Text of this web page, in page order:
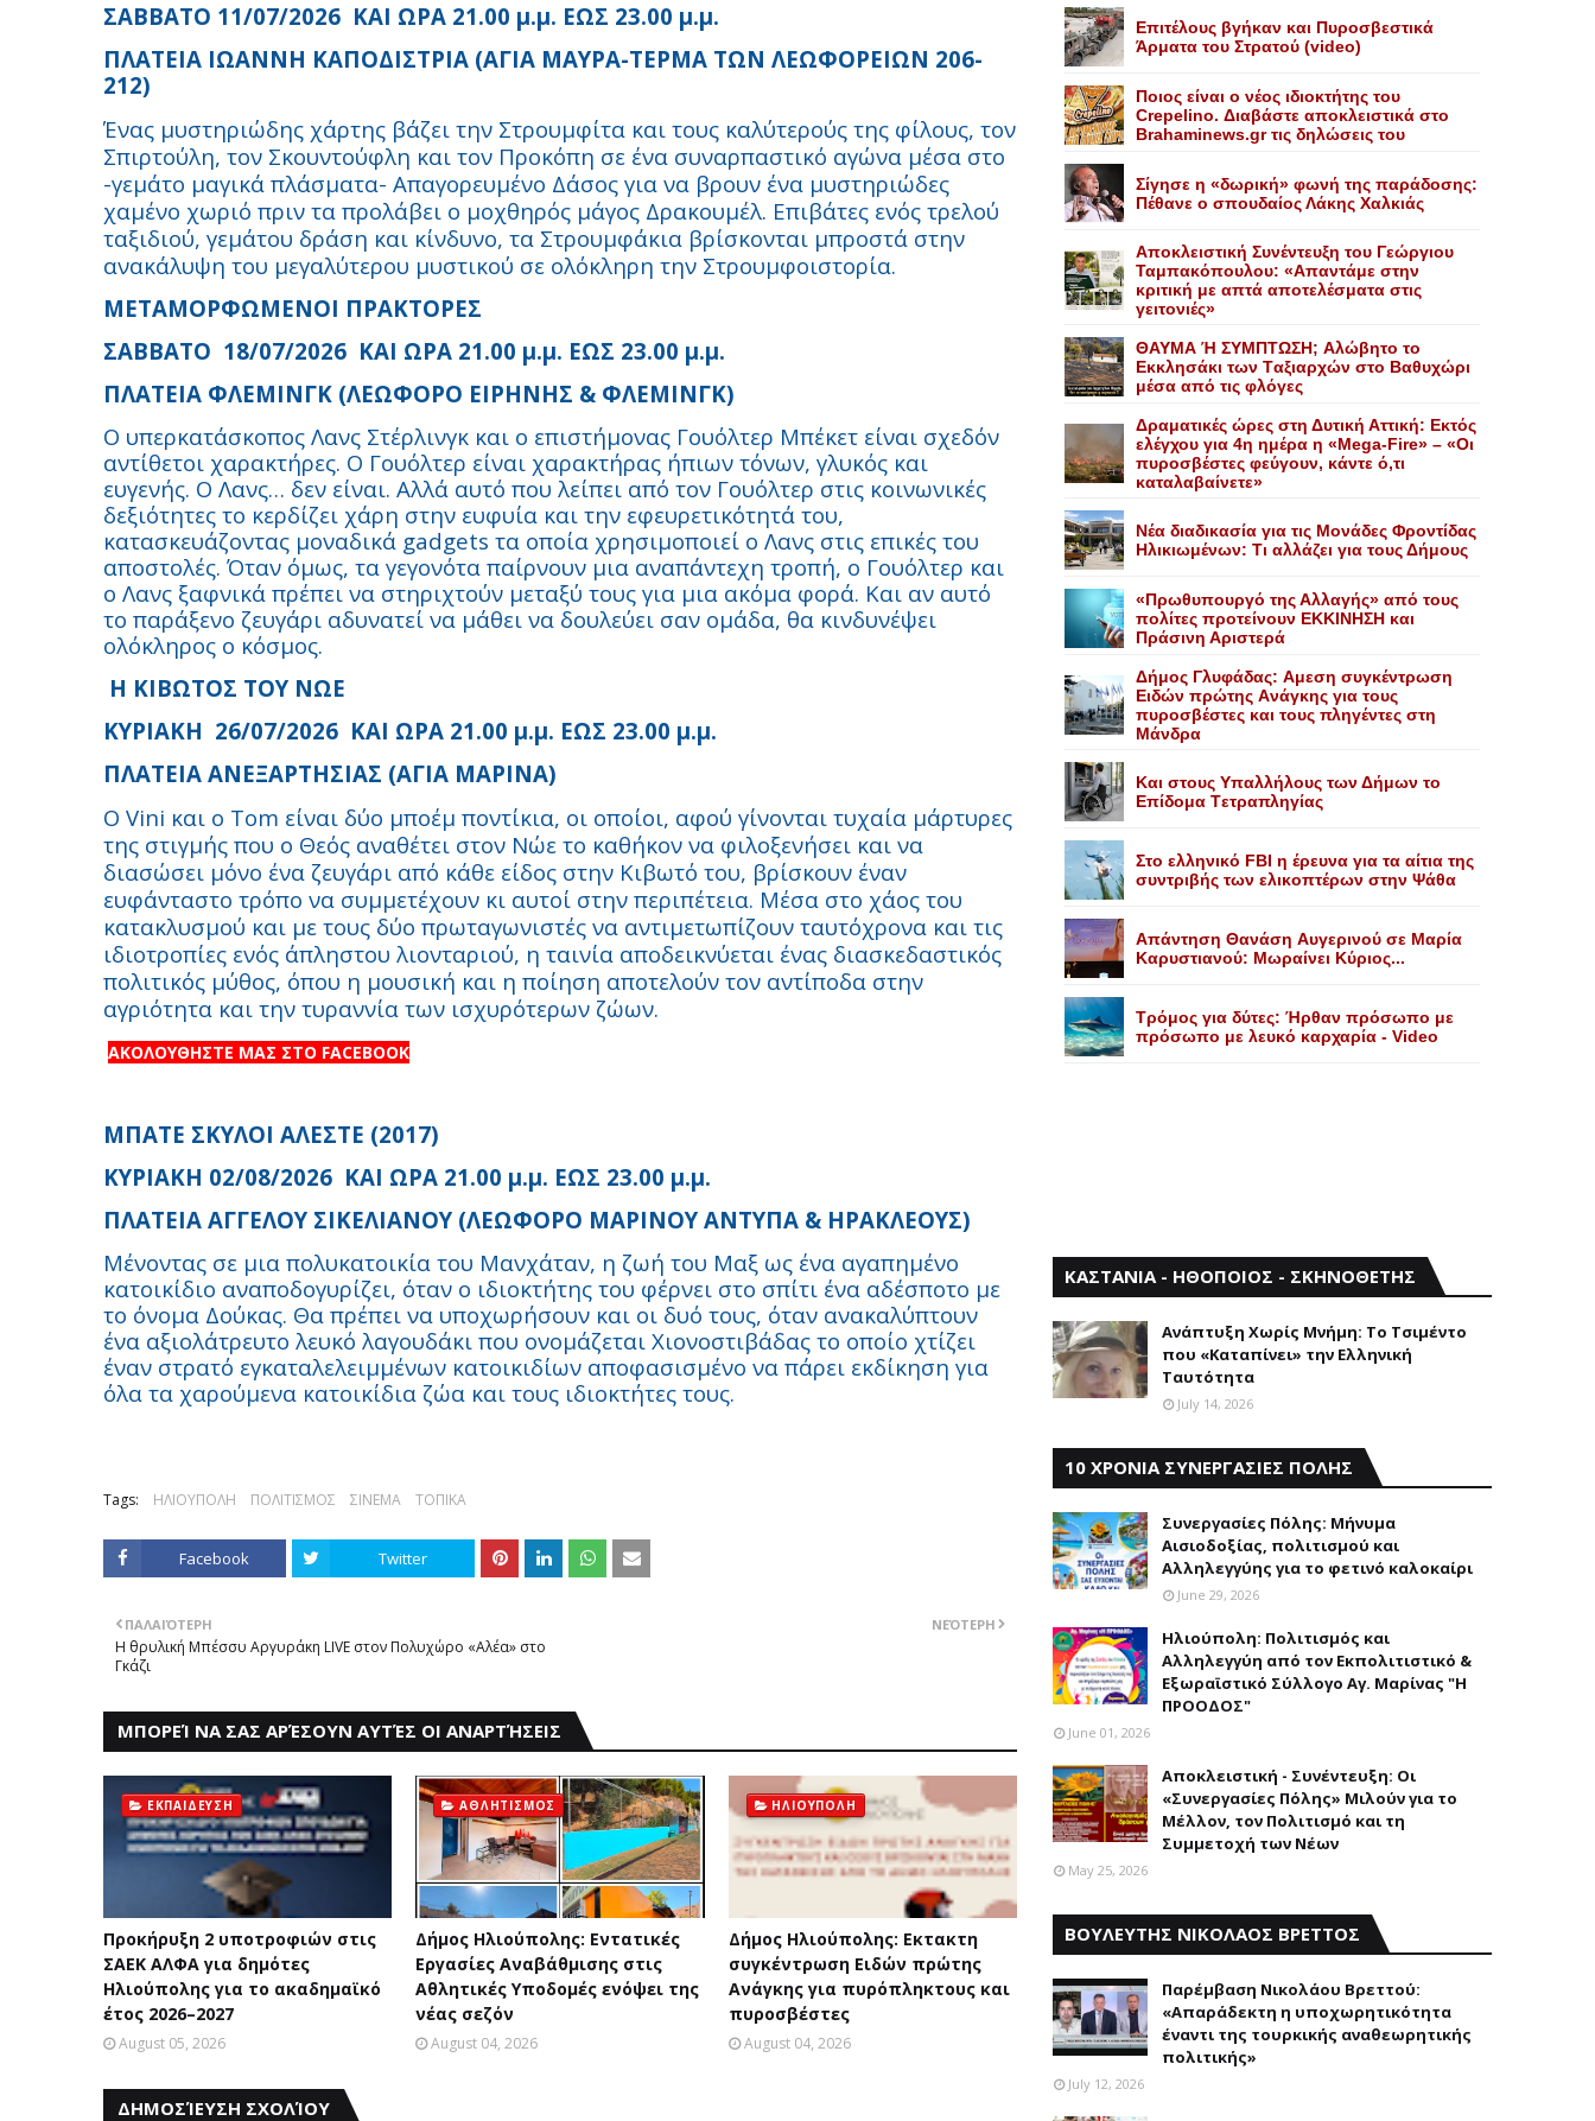
ΣΑΒΒΑΤΟ 11/07/2026 ΚΑΙ ΩΡΑ 21.00 μ.μ. ΕΩΣ 23.00 μ.μ.
ΠΛΑΤΕΙΑ ΙΩΑΝΝΗ ΚΑΠΟΔΙΣΤΡΙΑ (ΑΓΙΑ ΜΑΥΡΑ-ΤΕΡΜΑ ΤΩΝ ΛΕΩΦΟΡΕΙΩΝ 206-
212)
Ένας μυστηριώδης χάρτης βάζει την Στρουμφίτα και τους καλύτερούς της φίλους, τον
Σπιρτούλη, τον Σκουντούφλη και τον Προκόπη σε ένα συναρπαστικό αγώνα μέσα στο
-γεμάτο μαγικά πλάσματα- Απαγορευμένο Δάσος για να βρουν ένα μυστηριώδες
χαμένο χωριό πριν τα προλάβει ο μοχθηρός μάγος Δρακουμέλ. Επιβάτες ενός τρελού
ταξιδιού, γεμάτου δράση και κίνδυνο, τα Στρουμφάκια βρίσκονται μπροστά στην
ανακάλυψη του μεγαλύτερου μυστικού σε ολόκληρη την Στρουμφοιστορία.
ΜΕΤΑΜΟΡΦΩΜΕΝΟΙ ΠΡΑΚΤΟΡΕΣ
ΣΑΒΒΑΤΟ 18/07/2026 ΚΑΙ ΩΡΑ 21.00 μ.μ. ΕΩΣ 23.00 μ.μ.
ΠΛΑΤΕΙΑ ΦΛΕΜΙΝΓΚ (ΛΕΩΦΟΡΟ ΕΙΡΗΝΗΣ & ΦΛΕΜΙΝΓΚ)
Ο υπερκατάσκοπος Λανς Στέρλινγκ και ο επιστήμονας Γουόλτερ Μπέκετ είναι σχεδόν
αντίθετοι χαρακτήρες. Ο Γουόλτερ είναι χαρακτήρας ήπιων τόνων, γλυκός και
ευγενής. Ο Λανς… δεν είναι. Αλλά αυτό που λείπει από τον Γουόλτερ στις κοινωνικές
δεξιότητες το κερδίζει χάρη στην ευφυία και την εφευρετικότητά του,
κατασκευάζοντας μοναδικά gadgets τα οποία χρησιμοποιεί ο Λανς στις επικές του
αποστολές. Όταν όμως, τα γεγονότα παίρνουν μια αναπάντεχη τροπή, ο Γουόλτερ και
ο Λανς ξαφνικά πρέπει να στηριχτούν μεταξύ τους για μια ακόμα φορά. Και αν αυτό
το παράξενο ζευγάρι αδυνατεί να μάθει να δουλεύει σαν ομάδα, θα κινδυνέψει
ολόκληρος ο κόσμος.
Η ΚΙΒΩΤΟΣ ΤΟΥ ΝΩΕ
ΚΥΡΙΑΚΗ 26/07/2026 ΚΑΙ ΩΡΑ 21.00 μ.μ. ΕΩΣ 23.00 μ.μ.
ΠΛΑΤΕΙΑ ΑΝΕΞΑΡΤΗΣΙΑΣ (ΑΓΙΑ ΜΑΡΙΝΑ)
Ο Vini και ο Tom είναι δύο μποέμ ποντίκια, οι οποίοι, αφού γίνονται τυχαία μάρτυρες
της στιγμής που ο Θεός αναθέτει στον Νώε το καθήκον να φιλοξενήσει και να
διασώσει μόνο ένα ζευγάρι από κάθε είδος στην Κιβωτό του, βρίσκουν έναν
ευφάνταστο τρόπο να συμμετέχουν κι αυτοί στην περιπέτεια. Μέσα στο χάος του
κατακλυσμού και με τους δύο πρωταγωνιστές να αντιμετωπίζουν ταυτόχρονα και τις
ιδιοτροπίες ενός άπληστου λιονταριού, η ταινία αποδεικνύεται ένας διασκεδαστικός
πολιτικός μύθος, όπου η μουσική και η ποίηση αποτελούν τον αντίποδα στην
αγριότητα και την τυραννία των ισχυρότερων ζώων.
ΑΚΟΛΟΥΘΗΣΤΕ ΜΑΣ ΣΤΟ FACEBOOK
ΜΠΑΤΕ ΣΚΥΛΟΙ ΑΛΕΣΤΕ (2017)
ΚΥΡΙΑΚΗ 02/08/2026 ΚΑΙ ΩΡΑ 21.00 μ.μ. ΕΩΣ 23.00 μ.μ.
ΠΛΑΤΕΙΑ ΑΓΓΕΛΟΥ ΣΙΚΕΛΙΑΝΟΥ (ΛΕΩΦΟΡΟ ΜΑΡΙΝΟΥ ΑΝΤΥΠΑ & ΗΡΑΚΛΕΟΥΣ)
Μένοντας σε μια πολυκατοικία του Μανχάταν, η ζωή του Μαξ ως ένα αγαπημένο
κατοικίδιο αναποδογυρίζει, όταν ο ιδιοκτήτης του φέρνει στο σπίτι ένα αδέσποτο με
το όνομα Δούκας. Θα πρέπει να υποχωρήσουν και οι δυό τους, όταν ανακαλύπτουν
ένα αξιολάτρευτο λευκό λαγουδάκι που ονομάζεται Χιονοστιβάδας το οποίο χτίζει
έναν στρατό εγκαταλελειμμένων κατοικιδίων αποφασισμένο να πάρει εκδίκηση για
όλα τα χαρούμενα κατοικίδια ζώα και τους ιδιοκτήτες τους.
Tags: ΗΛΙΟΥΠΟΛΗ ΠΟΛΙΤΙΣΜΟΣ ΣΙΝΕΜΑ ΤΟΠΙΚΑ
Facebook Twitter
ΝΕΌΤΕΡΗ
ΠΑΛΑΙΌΤΕΡΗ
Η θρυλική Μπέσσυ Αργυράκη LIVE στον Πολυχώρο «Αλέα» στο
Γκάζι
ΜΠΟΡΕΊ ΝΑ ΣΑΣ ΑΡΈΣΟΥΝ ΑΥΤΈΣ ΟΙ ΑΝΑΡΤΉΣΕΙΣ
ΕΚΠΑΙΔΕΥΣΗ
Προκήρυξη 2 υποτροφιών στις
ΣΑΕΚ ΑΛΦΑ για δημότες
Ηλιούπολης για το ακαδημαϊκό
έτος 2026–2027
August 05, 2026
ΑΘΛΗΤΙΣΜΟΣ
Δήμος Ηλιούπολης: Eντατικές
Eργασίες Aναβάθμισης στις
Aθλητικές Yποδομές ενόψει της
νέας σεζόν
August 04, 2026
ΗΛΙΟΥΠΟΛΗ
Δήμος Ηλιούπολης: Eκτακτη
συγκέντρωση Eιδών πρώτης
Aνάγκης για πυρόπληκτους και
πυροσβέστες
August 04, 2026
ΔΗΜΟΣΊΕΥΣΗ ΣΧΟΛΊΟΥ
Επιτέλους βγήκαν και Πυροσβεστικά
Άρματα του Στρατού (video)
Ποιος είναι ο νέος ιδιοκτήτης του
Crepelino. Διαβάστε αποκλειστικά στο
Brahaminews.gr τις δηλώσεις του
Σίγησε η «δωρική» φωνή της παράδοσης:
Πέθανε o σπουδαίος Λάκης Xαλκιάς
Αποκλειστική Συνέντευξη του Γεώργιου
Ταμπακόπουλου: «Απαντάμε στην
κριτική με απτά αποτελέσματα στις
γειτονιές»
ΘΑΥΜΑ Ή ΣΥΜΠΤΩΣΗ; Aλώβητο το
Eκκλησάκι των Tαξιαρχών στο Bαθυχώρι
μέσα από τις φλόγες
Δραματικές ώρες στη Δυτική Αττική: Εκτός
ελέγχου για 4η ημέρα η «Mega-Fire» – «Οι
πυροσβέστες φεύγουν, κάντε ό,τι
καταλαβαίνετε»
Nέα διαδικασία για τις Mονάδες Φροντίδας
Hλικιωμένων: Tι αλλάζει για τους Δήμους
«Πρωθυπουργό της Αλλαγής» από τους
πολίτες προτείνουν EKKINHΣΗ και
Πράσινη Αριστερά
Δήμος Γλυφάδας: Aμεση συγκέντρωση
Eιδών πρώτης Aνάγκης για τους
πυροσβέστες και τους πληγέντες στη
Mάνδρα
Kαι στους Yπαλλήλους των Δήμων το
Eπίδομα Tετραπληγίας
Στο ελληνικό FBI η έρευνα για τα αίτια της
συντριβής των ελικοπτέρων στην Ψάθα
Aπάντηση Θανάση Aυγερινού σε Mαρία
Kαρυστιανού: Mωραίνει Kύριος...
Τρόμος για δύτες: Ήρθαν πρόσωπο με
πρόσωπο με λευκό καρχαρία - Video
ΚΑΣΤΑΝΙΑ - ΗΘΟΠΟΙΟΣ - ΣΚΗΝΟΘΕΤΗΣ
Aνάπτυξη Xωρίς Mνήμη: Το Τσιμέντο
που «Καταπίνει» την Ελληνική
Ταυτότητα
July 14, 2026
10 ΧΡΟΝΙΑ ΣΥΝΕΡΓΑΣΙΕΣ ΠΟΛΗΣ
Συνεργασίες Πόλης: Mήνυμα
Aισιοδοξίας, πολιτισμού και
Aλληλεγγύης για το φετινό καλοκαίρι
June 29, 2026
Ηλιούπολη: Πολιτισμός και
Aλληλεγγύη από τον Εκπολιτιστικό &
Εξωραϊστικό Σύλλογο Αγ. Μαρίνας "Η
ΠΡΟΟΔΟΣ"
June 01, 2026
Αποκλειστική - Συνέντευξη: Οι
«Συνεργασίες Πόλης» Μιλούν για το
Μέλλον, τον Πολιτισμό και τη
Συμμετοχή των Νέων
May 25, 2026
ΒΟΥΛΕΥΤΗΣ ΝΙΚΟΛΑΟΣ ΒΡΕΤΤΟΣ
Παρέμβαση Nικολάου Bρεττού:
«Aπαράδεκτη η υποχωρητικότητα
έναντι της τουρκικής αναθεωρητικής
πολιτικής»
July 12, 2026